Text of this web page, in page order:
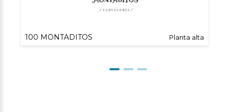
100 MONTADITOS Planta alta